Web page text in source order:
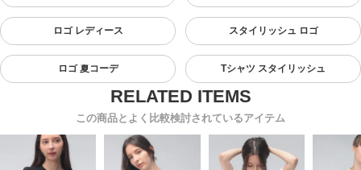
ロゴ レディース スタイリッシュ ロゴ
ロゴ 夏コーデ Tシャツ スタイリッシュ
この商品とよく比較検討されているアイテム